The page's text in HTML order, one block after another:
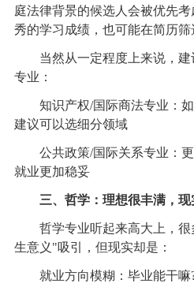
庭法律背景的候选人会被优先
秀的学习成绩，也可能在简历筛
当然从一定程度上来说，建
专业：
知识产权/国际商法专业：如
建议可以选细分领域
公共政策/国际关系专业：更
就业更加稳妥
三、哲学：理想很丰满，现
哲学专业听起来高大上，很
生意义"吸引，但现实却是：
就业方向模糊：毕业能干嘛?